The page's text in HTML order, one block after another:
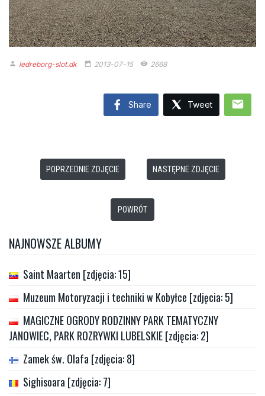
person ledreborg-slot.dk date_range 2013-07-15 remove_red_eye 2668
Share Tweet mail
POPRZEDNIE ZDJĘCIE NASTĘPNE ZDJĘCIE
POWRÓT
NAJNOWSZE ALBUMY
Saint Maarten [zdjęcia: 15]
Muzeum Motoryzacji i techniki w Kobyłce [zdjęcia: 5]
MAGICZNE OGRODY RODZINNY PARK TEMATYCZNY
JANOWIEC, PARK ROZRYWKI LUBELSKIE [zdjęcia: 2]
Zamek św. Olafa [zdjęcia: 8]
Sighisoara [zdjęcia: 7]